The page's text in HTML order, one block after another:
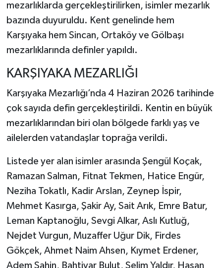
mezarlıklarda gerçekleştirilirken, isimler mezarlık
bazında duyuruldu. Kent genelinde hem
Karşıyaka hem Sincan, Ortaköy ve Gölbaşı
mezarlıklarında definler yapıldı.
KARŞIYAKA MEZARLIĞI
Karşıyaka Mezarlığı’nda 4 Haziran 2026 tarihinde
çok sayıda defin gerçekleştirildi. Kentin en büyük
mezarlıklarından biri olan bölgede farklı yaş ve
ailelerden vatandaşlar toprağa verildi.
Listede yer alan isimler arasında Şengül Koçak,
Ramazan Salman, Fitnat Tekmen, Hatice Engür,
Neziha Tokatlı, Kadir Arslan, Zeynep İspir,
Mehmet Kasırga, Şakir Ay, Sait Arık, Emre Batur,
Leman Kaptanoğlu, Sevgi Alkar, Aslı Kutluğ,
Nejdet Vurgun, Muzaffer Uğur Dik, Firdes
Gökçek, Ahmet Naim Ahsen, Kıymet Erdener,
Adem Şahin, Bahtiyar Bulut, Selim Yaldır, Hasan